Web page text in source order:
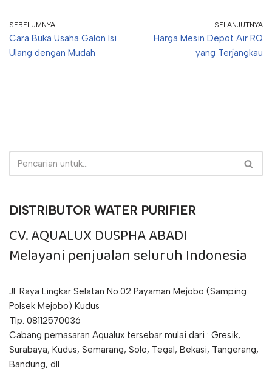
SEBELUMNYA
Cara Buka Usaha Galon Isi
Ulang dengan Mudah
SELANJUTNYA
Harga Mesin Depot Air RO
yang Terjangkau
DISTRIBUTOR WATER PURIFIER
CV. AQUALUX DUSPHA ABADI
Melayani penjualan seluruh Indonesia
Jl. Raya Lingkar Selatan No.02 Payaman Mejobo (Samping
Polsek Mejobo) Kudus
Tlp. 08112570036
Cabang pemasaran Aqualux tersebar mulai dari : Gresik,
Surabaya, Kudus, Semarang, Solo, Tegal, Bekasi, Tangerang,
Bandung, dll